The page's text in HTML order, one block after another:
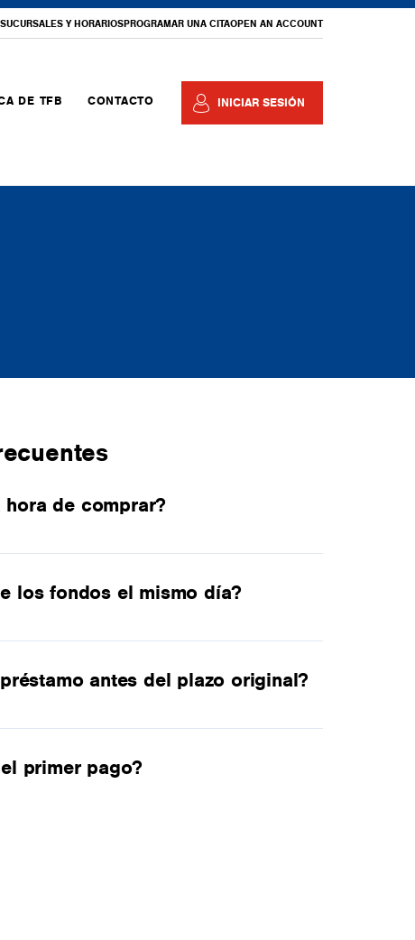
SUCURSALES Y HORARIOSPROGRAMAR UNA CITAOPEN AN ACCOUNT
DE TFB CONTACTO INICIAR SESIÓN
de comprar?
los fondos el mismo día?
antes del plazo original?
primer pago?